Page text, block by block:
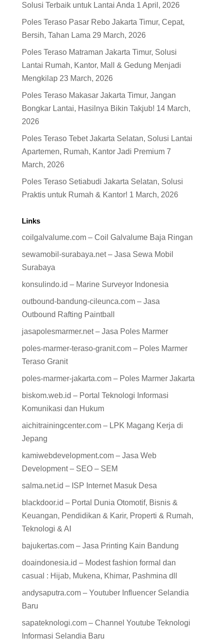
Solusi Terbaik untuk Lantai Anda 1 April, 2026
Poles Teraso Pasar Rebo Jakarta Timur, Cepat,
Bersih, Tahan Lama 29 March, 2026
Poles Teraso Matraman Jakarta Timur, Solusi
Lantai Rumah, Kantor, Mall & Gedung Menjadi
Mengkilap 23 March, 2026
Poles Teraso Makasar Jakarta Timur, Jangan
Bongkar Lantai, Hasilnya Bikin Takjub! 14 March,
2026
Poles Teraso Tebet Jakarta Selatan, Solusi Lantai
Apartemen, Rumah, Kantor Jadi Premium 7
March, 2026
Poles Teraso Setiabudi Jakarta Selatan, Solusi
Praktis untuk Rumah & Kantor! 1 March, 2026
Links
coilgalvalume.com – Coil Galvalume Baja Ringan
sewamobil-surabaya.net – Jasa Sewa Mobil
Surabaya
konsulindo.id – Marine Surveyor Indonesia
outbound-bandung-cileunca.com – Jasa
Outbound Rafting Paintball
jasapolesmarmer.net – Jasa Poles Marmer
poles-marmer-teraso-granit.com – Poles Marmer
Teraso Granit
poles-marmer-jakarta.com – Poles Marmer Jakarta
biskom.web.id – Portal Teknologi Informasi
Komunikasi dan Hukum
aichitrainingcenter.com – LPK Magang Kerja di
Jepang
kamiwebdevelopment.com – Jasa Web
Development – SEO – SEM
salma.net.id – ISP Internet Masuk Desa
blackdoor.id – Portal Dunia Otomotif, Bisnis &
Keuangan, Pendidikan & Karir, Properti & Rumah,
Teknologi & AI
bajukertas.com – Jasa Printing Kain Bandung
doaindonesia.id – Modest fashion formal dan
casual : Hijab, Mukena, Khimar, Pashmina dll
andysaputra.com – Youtuber Influencer Selandia
Baru
sapateknologi.com – Channel Youtube Teknologi
Informasi Selandia Baru